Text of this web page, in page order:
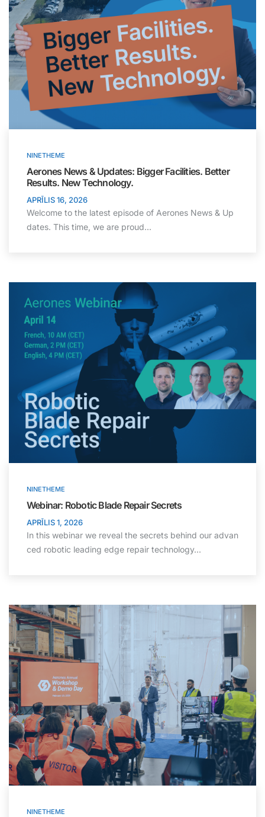
NINETHEME
Aerones News & Updates: Bigger Facilities. Better
Results. New Technology.
APRĪLIS 16, 2026
Welcome to the latest episode of Aerones News & Up
dates. This time, we are proud...
NINETHEME
Webinar: Robotic Blade Repair Secrets
APRĪLIS 1, 2026
In this webinar we reveal the secrets behind our advan
ced robotic leading edge repair technology...
NINETHEME